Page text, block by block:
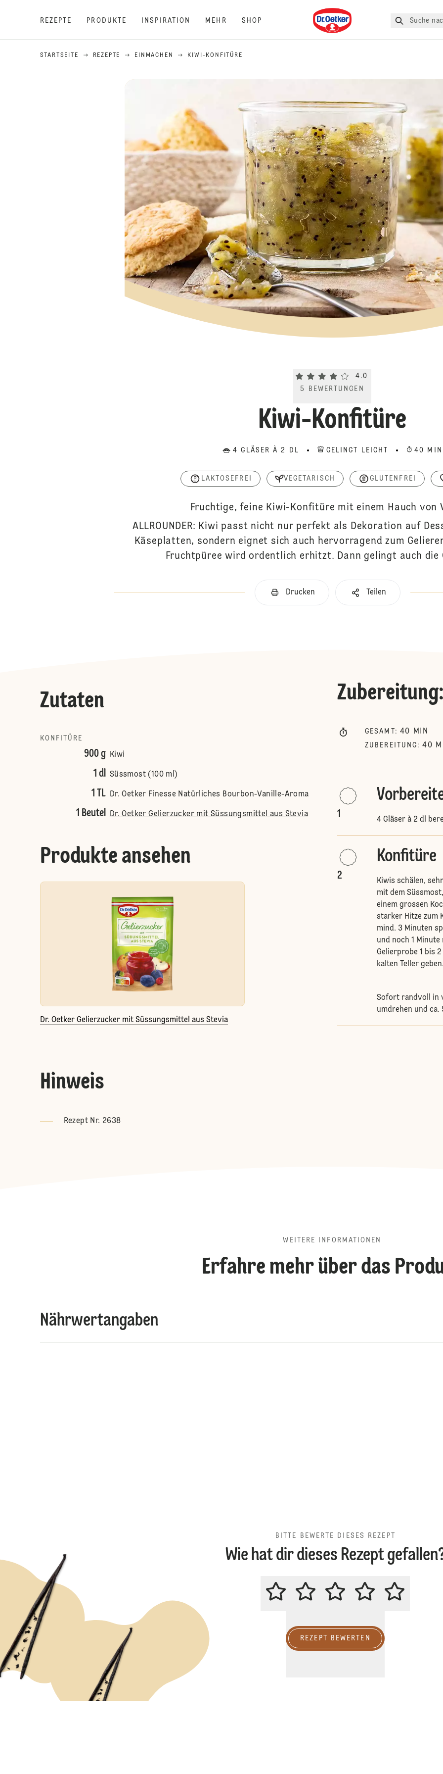
REZEPTE PRODUKTE INSPIRATION MEHR SHOP
Dr. Oetker
Suche
STARTSEITE REZEPTE EINMACHEN KIWI-KONFITÜRE
Current rating 4.0. Click to rate.
4.0
5
BEWERTUNGEN
Kiwi-Konfitüre
4 GLÄSER À 2 DL GELINGT LEICHT 40 MIN
LAKTOSEFREI VEGETARISCH GLUTENFREI
Fruchtige, feine Kiwi-Konfitüre mit einem Hauch von
ALLROUNDER: Kiwi passt nicht nur perfekt als Dekoration auf
Käseplatten, sondern eignet sich auch hervorragend zum
Fruchtpüree wird ordentlich erhitzt. Dann gelingt auch die
Drucken Teilen
Zutaten
KONFITÜRE
900 g Kiwi
1 dl Süssmost (100 ml)
1 TL Dr. Oetker Finesse Natürliches Bourbon-Vanille-Aroma
1 Beutel Dr. Oetker Gelierzucker mit Süssungsmittel aus Stevia
Produkte ansehen
Dr. Oetker Gelierzucker mit Süssungsmittel aus Stevia
Hinweis
Rezept Nr. 2638
Zubereitung
GESAMT : 40 MIN
ZUBEREITUNG : 40
1 4 Gläser à 2 dl
2
Konfitüre
Kiwis schälen,
mit dem
einem grossen
starker Hitze zum
mind. 3 Minuten
und noch 1
Gelierprobe 1 bis
kalten Teller
Sofort randvoll in
umdrehen und ca.
WEITERE INFORMATIONEN
Erfahre mehr über das
Nährwertangaben
BITTE BEWERTE DIESES REZEPT
Wie hat dir dieses Rezept
BITTE BEWERTE DIESES REZEPT
REZEPT BEWERTEN